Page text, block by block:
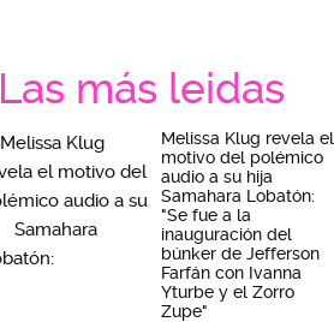
Las más leidas
Melissa Klug revela el
motivo del polémico
audio a su hija
Samahara Lobatón:
"Se fue a la
inauguración del
búnker de Jefferson
Farfán con Ivanna
Yturbe y el Zorro
Zupe"